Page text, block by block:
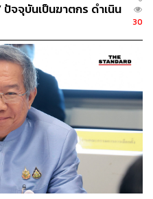
2.3K
AUTHOR
TEAM
าร THE STANDARD
ปัจจุบันเป็นฆาตกร ดำเนิน
30